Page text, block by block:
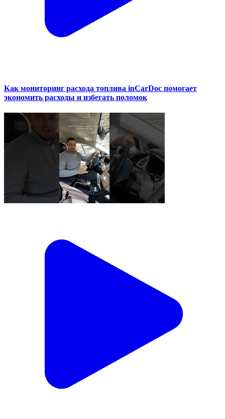
Как мониторинг расхода топлива inCarDoc помогает
экономить расходы и избегать поломок